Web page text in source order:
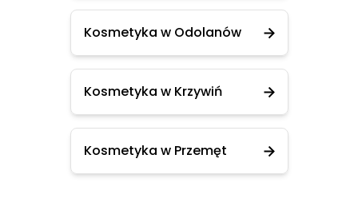
Kosmetyka w Odolanów
Kosmetyka w Krzywiń
Kosmetyka w Przemęt